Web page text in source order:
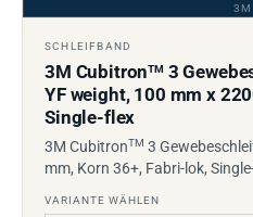
3M
SCHLEIFBAND
3M CubitronTM3
YF weight, 100 mm x
Single-flex
3M CubitronTM 3
mm, Korn 36+, Fabri-lok,
VARIANTE WÄHLEN